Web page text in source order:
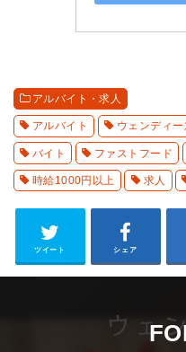
アルバイト・求人
アルバイト ウェンディー
バイト ファストフード
時給1000円以上 求人
ツイート シェア